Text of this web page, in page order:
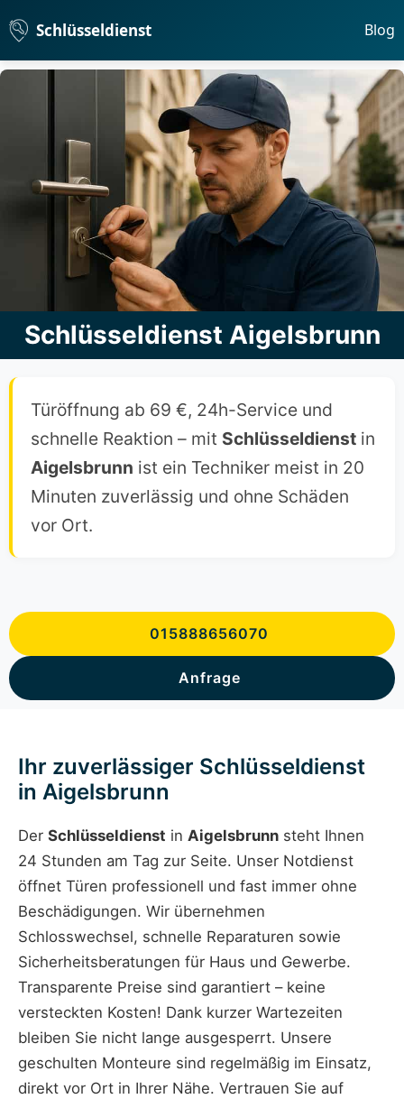
Schlüsseldienst Blog
Schlüsseldienst Aigelsbrunn
Türöffnung ab 69 €, 24h-Service und
schnelle Reaktion – mit Schlüsseldienst in
Aigelsbrunn ist ein Techniker meist in 20
Minuten zuverlässig und ohne Schäden
vor Ort.
015888656070
Anfrage
Ihr zuverlässiger Schlüsseldienst
in Aigelsbrunn
Der Schlüsseldienst in Aigelsbrunn steht Ihnen
24 Stunden am Tag zur Seite. Unser Notdienst
öffnet Türen professionell und fast immer ohne
Beschädigungen. Wir übernehmen
Schlosswechsel, schnelle Reparaturen sowie
Sicherheitsberatungen für Haus und Gewerbe.
Transparente Preise sind garantiert – keine
versteckten Kosten! Dank kurzer Wartezeiten
bleiben Sie nicht lange ausgesperrt. Unsere
geschulten Monteure sind regelmäßig im Einsatz,
direkt vor Ort in Ihrer Nähe. Vertrauen Sie auf